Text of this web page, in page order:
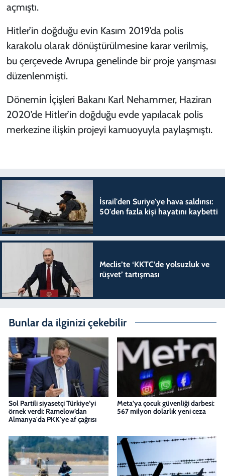
açmıştı.
Hitler’in doğduğu evin Kasım 2019’da polis
karakolu olarak dönüştürülmesine karar verilmiş,
bu çerçevede Avrupa genelinde bir proje yarışması
düzenlenmişti.
Dönemin İçişleri Bakanı Karl Nehammer, Haziran
2020’de Hitler’in doğduğu evde yapılacak polis
merkezine ilişkin projeyi kamuoyuyla paylaşmıştı.
İsrail'den Suriye'ye hava saldırısı:
50'den fazla kişi hayatını kaybetti
Meclis’te ‘KKTC’de yolsuzluk ve
rüşvet’ tartışması
Bunlar da ilginizi çekebilir
Sol Partili siyasetçi Türkiye’yi
örnek verdi: Ramelow’dan
Almanya'da PKK'ye af çağrısı
Meta’ya çocuk güvenliği darbesi:
567 milyon dolarlık yeni ceza